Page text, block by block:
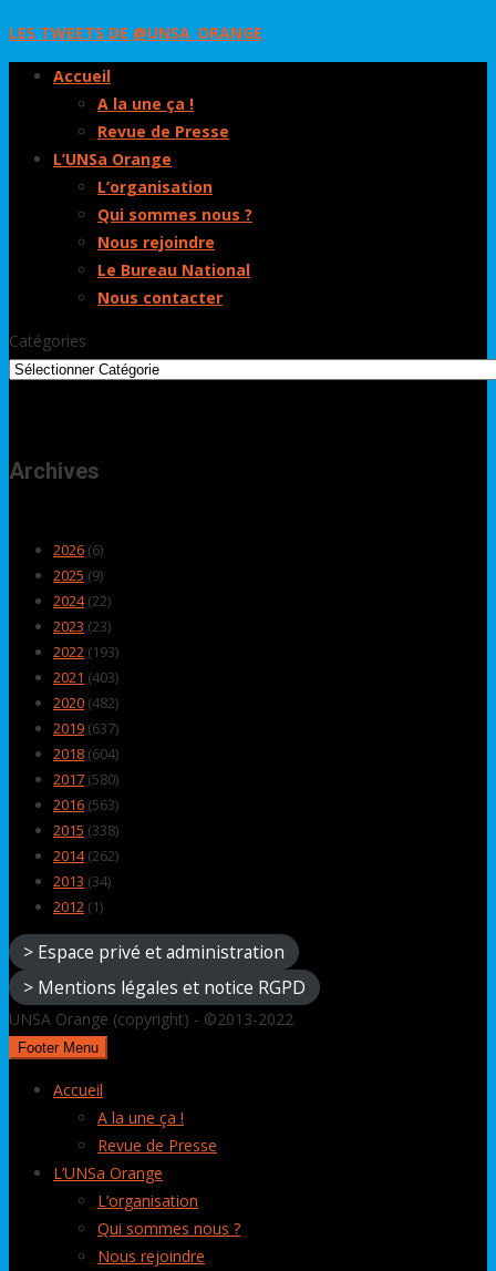
LES TWEETS DE @UNSA_ORANGE
Accueil
A la une ça !
Revue de Presse
L’UNSa Orange
L’organisation
Qui sommes nous ?
Nous rejoindre
Le Bureau National
Nous contacter
Catégories
Archives
2026 (6)
2025 (9)
2024(22)
2023 (23)
2022 (193)
2021 (403)
2020 (482)
2019 (637)
2018 (604)
2017 (580)
2016 (563)
2015 (338)
2014(262)
2013 (34)
2012 (1)
> Espace privé et administration
> Mentions légales et notice RGPD
UNSA Orange (copyright) - ©2013-2022
Footer Menu
Accueil
A la une ça !
Revue de Presse
L’UNSa Orange
L’organisation
Qui sommes nous ?
Nous rejoindre